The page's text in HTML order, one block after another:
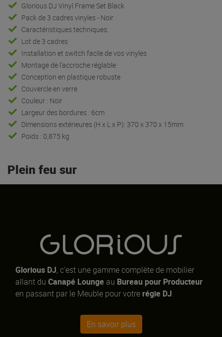
Glorious DJ Vinyl Frame Set Black
Pack de 3 cadres vinyles - Noir
Caractéristiques techniques:
Lot de 3 cadres
Installation et switch facile de vos vinyles
Montage de l’accroche réglable
Conception en plastique robuste
Couvercle en verre
Couleur : Noir
Largeur des bordures : 6cm
Dimensions extérieures (H x L x P): 370 x 370 x 15mm
Poids : 0,875 kg
Plein feu sur
Glorious DJ, c'est une gamme complète de mobilier
allant du Canapé Lounge au Bureau pour Producteur
en passant par le Meuble pour votre régie DJ.
En savoir plus